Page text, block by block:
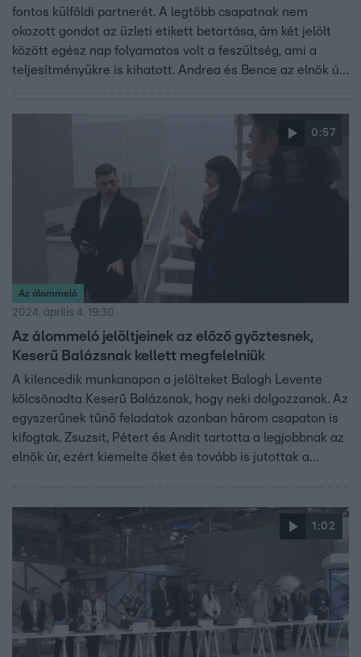
fontos külföldi partnerét. A legtöbb csapatnak nem
okozott gondot az üzleti etikett betartása, ám két jelölt
között egész nap folyamatos volt a feszültség, ami a
teljesítményükre is kihatott. Andrea és Bence az elnök úr
0:57
Az álommeló
2024. április 4. 19:30
Az álommeló jelöltjeinek az előző győztesnek,
Keserű Balázsnak kellett megfelelniük
A kilencedik munkanapon a jelölteket Balogh Levente
kölcsönadta Keserű Balázsnak, hogy neki dolgozzanak. Az
egyszerűnek tűnő feladatok azonban három csapaton is
kifogtak. Zsuzsit, Pétert és Andit tartotta a legjobbnak az
elnök úr, ezért kiemelte őket és tovább is jutottak a
1:02